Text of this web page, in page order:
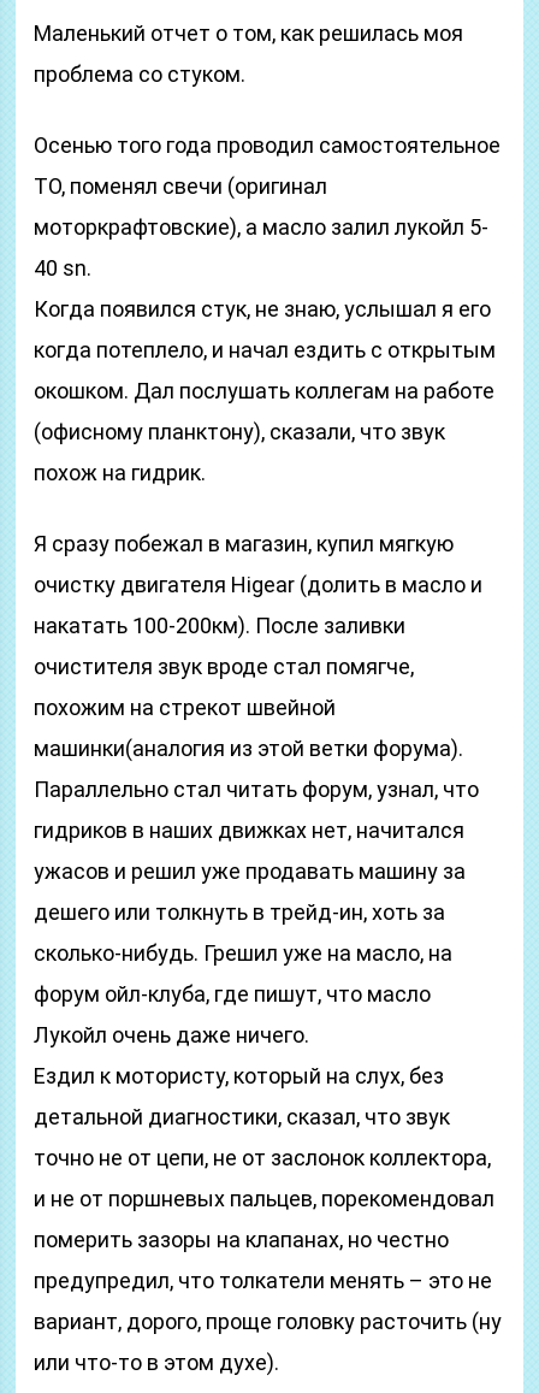
Маленький отчет о том, как решилась моя
проблема со стуком.
Осенью того года проводил самостоятельное
ТО, поменял свечи (оригинал
моторкрафтовские), а масло залил лукойл 5-
40 sn.
Когда появился стук, не знаю, услышал я его
когда потеплело, и начал ездить с открытым
окошком. Дал послушать коллегам на работе
(офисному планктону), сказали, что звук
похож на гидрик.
Я сразу побежал в магазин, купил мягкую
очистку двигателя Higear (долить в масло и
накатать 100-200км). После заливки
очистителя звук вроде стал помягче,
похожим на стрекот швейной
машинки(аналогия из этой ветки форума).
Параллельно стал читать форум, узнал, что
гидриков в наших движках нет, начитался
ужасов и решил уже продавать машину за
дешего или толкнуть в трейд-ин, хоть за
сколько-нибудь. Грешил уже на масло, на
форум ойл-клуба, где пишут, что масло
Лукойл очень даже ничего.
Ездил к мотористу, который на слух, без
детальной диагностики, сказал, что звук
точно не от цепи, не от заслонок коллектора,
и не от поршневых пальцев, порекомендовал
померить зазоры на клапанах, но честно
предупредил, что толкатели менять – это не
вариант, дорого, проще головку расточить (ну
или что-то в этом духе).